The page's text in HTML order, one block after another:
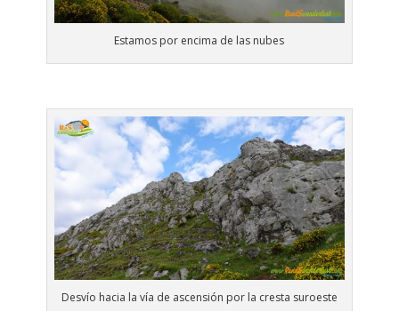
Estamos por encima de las nubes
Desvío hacia la vía de ascensión por la cresta suroeste